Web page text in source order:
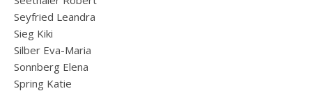
Seyfried Leandra
Sieg Kiki
Silber Eva-Maria
Sonnberg Elena
Spring Katie